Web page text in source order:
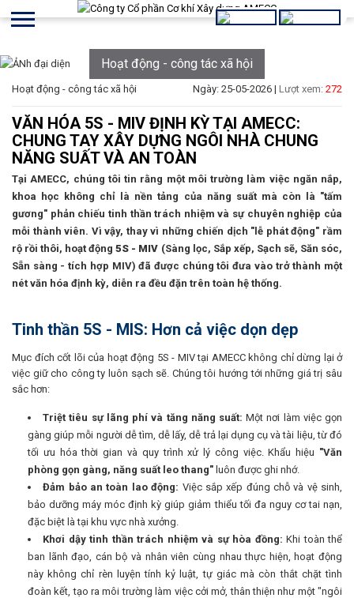
Hoạt động - công tác xã hội
Hoạt động - công tác xã hội Ngày: 25-05-2026 | Lượt xem: 272
VĂN HÓA 5S - MIV ĐỊNH KỲ TẠI AMECC:
CHUNG TAY XÂY DỰNG NGÔI NHÀ CHUNG
NĂNG SUẤT VÀ AN TOÀN
Tại AMECC, chúng tôi tin rằng một môi trường làm việc ngăn nắp,
khoa học không chỉ là nền tảng của năng suất mà còn là "tấm
gương" phản chiếu tinh thần trách nhiệm và sự chuyên nghiệp của
mỗi thành viên. Vì vậy, thay vì những chiến dịch "lễ phát động" rầm
rộ rồi thôi, hoạt động5S - MIV (Sàng lọc, Sắp xếp, Sạch sẽ, Săn sóc,
Sẵn sàng - tích hợp MIV) đã được chúng tôi đưa vào trở thành một
nét văn hóa định kỳ, diễn ra đều đặn trên toàn hệ thống.
Tinh thần 5S - MIS: Hơn cả việc dọn dẹp
Mục đích cốt lõi của hoạt động 5S - MIV tại AMECC không chỉ dừng lại ở
việc giữ cho công ty luôn sạch sẽ. Chúng tôi hướng tới những giá trị sâu
sắc hơn:
Triệt tiêu sự lãng phí và tăng năng suất: Một nơi làm việc gọn
gàng giúp mỗi người dễ tìm, dễ lấy, dễ trả lại dụng cụ và tài liệu, từ đó
tối ưu hóa thời gian và quy trình xử lý công việc. Khẩu hiệu "Văn
phòng gọn gàng, năng suất leo thang" luôn được ghi nhớ.
Đảm bảo an toàn lao động: Việc sắp xếp đúng chỗ và vệ sinh,
bảo dưỡng máy móc định kỳ giúp giảm thiểu tối đa nguy cơ tai nạn,
đặc biệt là tại khu vực nhà xưởng.
Khơi dậy tinh thần trách nhiệm và sự hòa đồng: Khi toàn thể
ban lãnh đạo, cán bộ và nhân viên cùng nhau thực hiện, hoạt động
này không chỉ rèn luyện tính kỷ luật, tự giác mà còn thắt chặt tình
đoàn kết, tạo ra môi trường làm việc cởi mở, thân thiện như một "ngôi